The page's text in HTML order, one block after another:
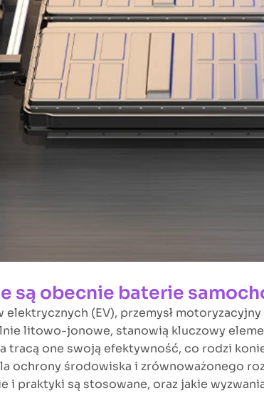
są obecnie baterie
(EV), przemysł
litowo-jonowe, stanowią kluczowy
tracą one swoją efektywność, co rodzi
ochrony środowiska i zrównoważonego
praktyki są stosowane, oraz jakie